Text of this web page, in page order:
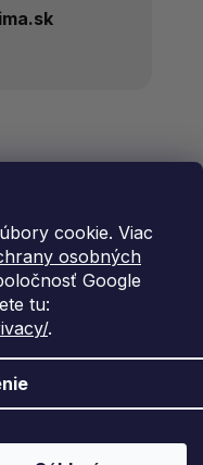
cookie. Viac
osobných
Google
tu:
.
vyhradené.